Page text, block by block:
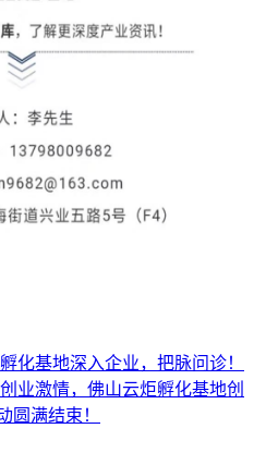
化基地深入企业，把脉问诊！
业激情，佛山云炬孵化基地创
圆满结束！